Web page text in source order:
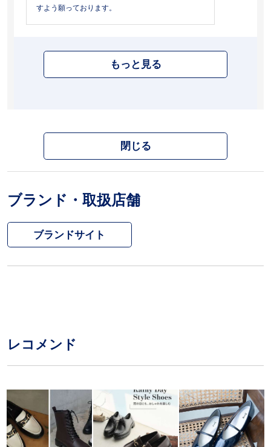
すよう願っております。
もっと見る
閉じる
ブランド・取扱店舗
ブランドサイト
レコメンド